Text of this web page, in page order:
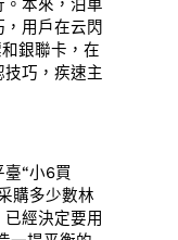
本來，泊車
用戶在云閃
銀聯卡，在
巧，疾速主
“小6買
購多少數林
經決定要用